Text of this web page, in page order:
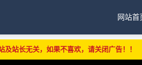
网站首
站长无关，如果不喜欢，请关闭广告！！